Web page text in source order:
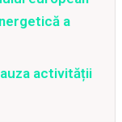
a
activității